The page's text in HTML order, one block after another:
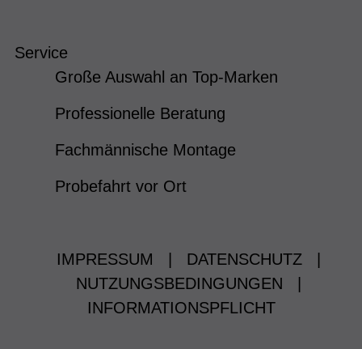
Service
Große Auswahl an Top-Marken
Professionelle Beratung
Fachmännische Montage
Probefahrt vor Ort
IMPRESSUM DATENSCHUTZ
NUTZUNGSBEDINGUNGEN
INFORMATIONSPFLICHT